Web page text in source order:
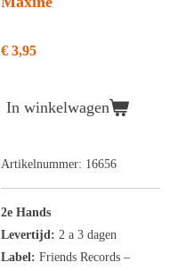
€ 3,95
In winkelwagen
Artikelnummer: 16656
2e Hands
Levertijd: 2 a 3 dagen
Label: Friends Records ‎–